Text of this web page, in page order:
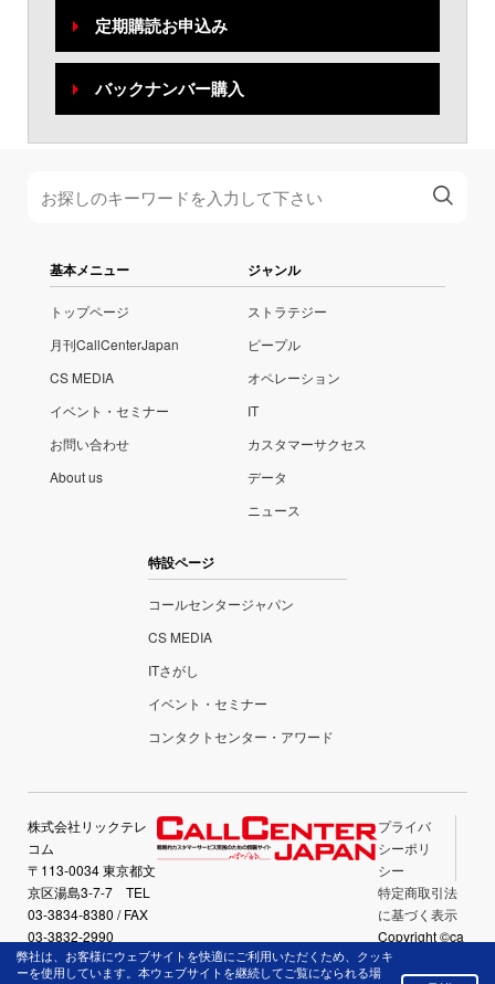
定期購読お申込み
バックナンバー購入
基本メニュー
トップページ
月刊CallCenterJapan
CS MEDIA
イベント・セミナー
お問い合わせ
About us
ジャンル
ストラテジー
ピープル
オペレーション
IT
カスタマーサクセス
データ
ニュース
特設ページ
コールセンタージャパン
CS MEDIA
ITさがし
イベント・セミナー
コンタクトセンター・アワード
株式会社リックテレ
コム
〒113-0034 東京都文
京区湯島3-7-7 TEL
03-3834-8380 / FAX
03-3832-2990
プライバ
シーポリ
シー
特定商取引法
に基づく表示
Copyright ©ca
llcenter-japan.
com All Right
弊社は、お客様にウェブサイトを快適にご利用いただくため、クッキ
ーを使用しています。本ウェブサイトを継続してご覧になられる場